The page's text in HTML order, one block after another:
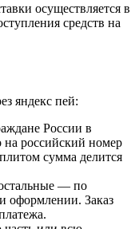
осуществляется в
средств на
яндекс пей:
России в
на российский номер
сумма делится
— по
оформлении. Заказ